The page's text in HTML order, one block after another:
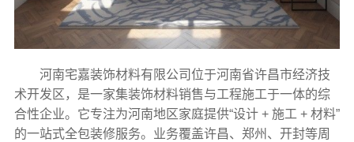
河南宅嘉装饰材料有限公司位于河南省许昌市经济技
术开发区，是一家集装饰材料销售与工程施工于一体的综
合性企业。它专注为河南地区家庭提供“设计 + 施工 + 材料”
的一站式全包装修服务。业务覆盖许昌、郑州、开封等周